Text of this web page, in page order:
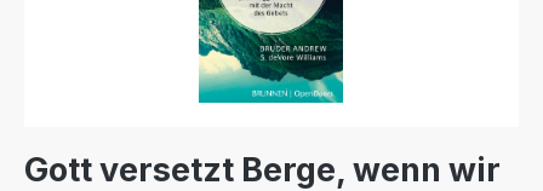
Gott versetzt Berge, wenn wir